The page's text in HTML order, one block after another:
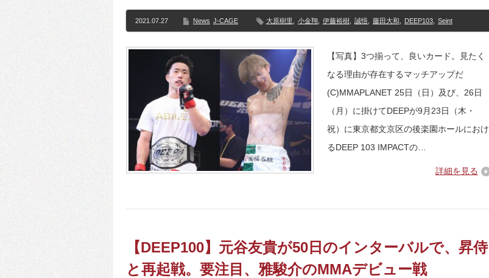
2021.07.27 News J-CAGE 大原樹里 小金翔 伊藤裕樹 誠悟 藤田大和 DEEP103 Seint
【写真】3つ揃って、良いカード。見たく
なる理由が存在するマッチアップだ
(C)MMAPLANET 25日（日）及び、26日
（月）に掛けてDEEPが9月23日（木・
祝）に東京都文京区の後楽園ホールにおけ
るDEEP 103 IMPACTの…
詳細を見る
【DEEP100】元谷友貴が50日のインターバルで、昇侍
と再起戦。要注目、雅駿介のMMAデビュー戦